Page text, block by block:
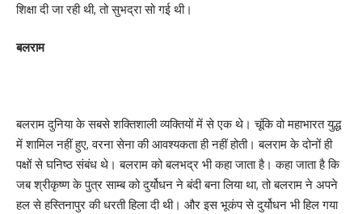
शिक्षा दी जा रही थी, तो सुभद्रा सो गई थी।
बलराम
बलराम दुनिया के सबसे शक्तिशाली व्यक्तियों में से एक थे। चूंकि वो महाभारत युद्ध
में शामिल नहीं हुए, वरना सेना की आवश्यकता ही नहीं होती। बलराम के दोनों ही
पक्षों से घनिष्ठ संबंध थे। बलराम को बलभद्र भी कहा जाता है। कहा जाता है कि
जब श्रीकृष्ण के पुत्र साम्ब को दुर्योधन ने बंदी बना लिया था, तो बलराम ने अपने
हल से हस्तिनापुर की धरती हिला दी थी। और इस भूकंप से दुर्योधन भी हिल गया